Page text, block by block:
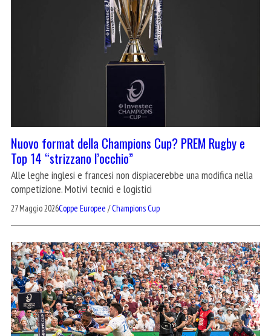
Nuovo format della Champions Cup? PREM Rugby e
Top 14 “strizzano l’occhio”
Alle leghe inglesi e francesi non dispiacerebbe una modifica nella
competizione. Motivi tecnici e logistici
27 Maggio 2026Coppe Europee /Champions Cup